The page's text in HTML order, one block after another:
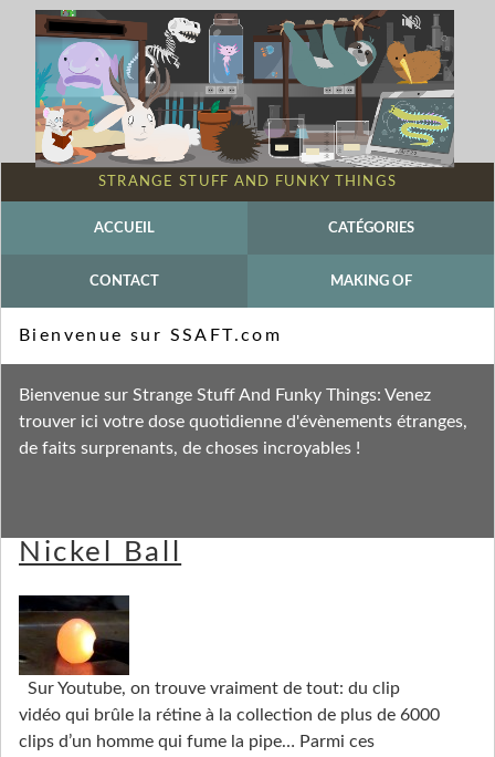
STRANGE STUFF AND FUNKY THINGS
ACCUEIL CATÉGORIES
CONTACT MAKING OF
Fil des commentaires
Nickel Ball
Sur Youtube, on trouve vraiment de tout: du clip
vidéo qui brûle la rétine à la collection de plus de 6000
clips d’un homme qui fume la pipe… Parmi ces
Bienvenue sur SSAFT.com
Bienvenue sur Strange Stuff And Funky Things: Venez
trouver ici votre dose quotidienne d'évènements étranges,
de faits surprenants, de choses incroyables !